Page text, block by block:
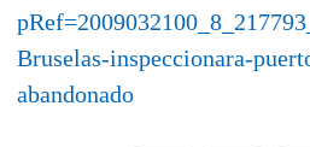
Bruselas-inspeccionara-
abandonado